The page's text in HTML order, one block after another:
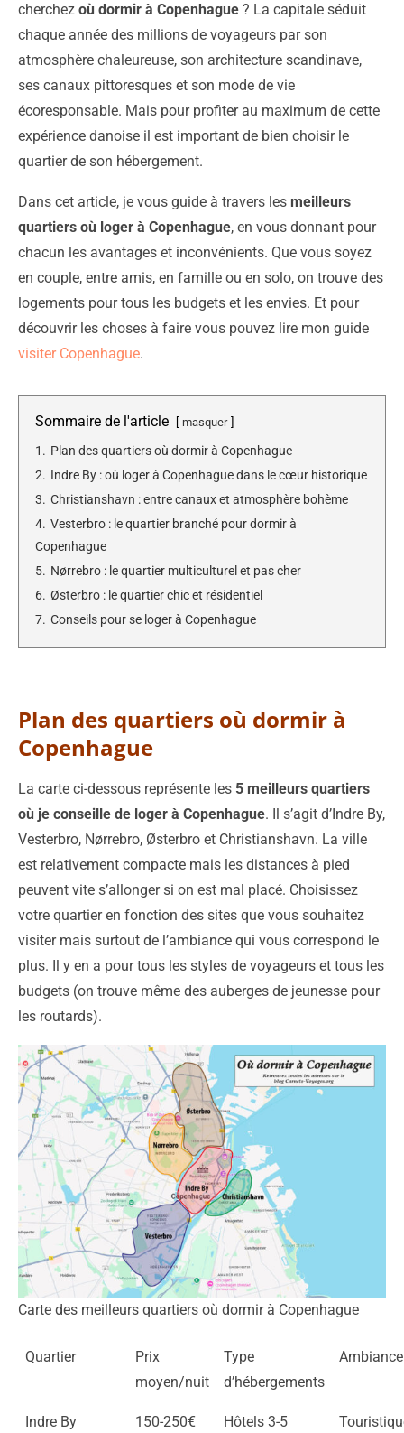
cherchez où dormir à Copenhague ? La capitale séduit
chaque année des millions de voyageurs par son
atmosphère chaleureuse, son architecture scandinave,
ses canaux pittoresques et son mode de vie
écoresponsable. Mais pour profiter au maximum de cette
expérience danoise il est important de bien choisir le
quartier de son hébergement.
Dans cet article, je vous guide à travers les meilleurs
quartiers où loger à Copenhague, en vous donnant pour
chacun les avantages et inconvénients. Que vous soyez
en couple, entre amis, en famille ou en solo, on trouve des
logements pour tous les budgets et les envies. Et pour
découvrir les choses à faire vous pouvez lire mon guide
visiter Copenhague.
Sommaire de l'article masquer
1. Plan des quartiers où dormir à Copenhague
2. Indre By : où loger à Copenhague dans le cœur historique
3. Christianshavn : entre canaux et atmosphère bohème
4. Vesterbro : le quartier branché pour dormir à
Copenhague
5. Nørrebro : le quartier multiculturel et pas cher
6. Østerbro : le quartier chic et résidentiel
7. Conseils pour se loger à Copenhague
Plan des quartiers où dormir à
Copenhague
La carte ci-dessous représente les 5 meilleurs quartiers
où je conseille de loger à Copenhague. Il s’agit d’Indre By,
Vesterbro, Nørrebro, Østerbro et Christianshavn. La ville
est relativement compacte mais les distances à pied
peuvent vite s’allonger si on est mal placé. Choisissez
votre quartier en fonction des sites que vous souhaitez
visiter mais surtout de l’ambiance qui vous correspond le
plus. Il y en a pour tous les styles de voyageurs et tous les
budgets (on trouve même des auberges de jeunesse pour
les routards).
Carte des meilleurs quartiers où dormir à Copenhague
Quartier
Prix
moyen/nuit
Type
d’hébergements
Ambiance
Indre By 150-250€
Hôtels 3-5